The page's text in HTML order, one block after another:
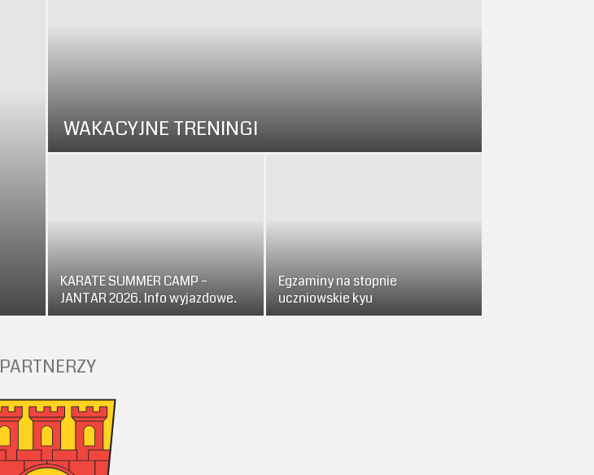
WAKACYJNE TRENINGI
KARATE SUMMER CAMP –
JANTAR 2026. Info wyjazdowe.
Egzaminy na stopnie
uczniowskie kyu
PARTNERZY